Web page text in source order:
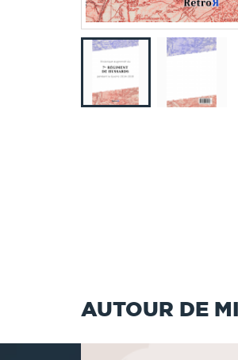
AUTOUR DE